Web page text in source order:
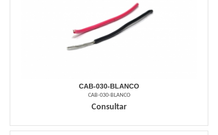
CAB-030-BLANCO
CAB-030-BLANCO
Consultar